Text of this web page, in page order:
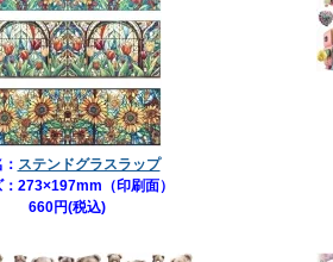
ステンドグラスラップ
273×197mm（印刷面）
660円(税込)